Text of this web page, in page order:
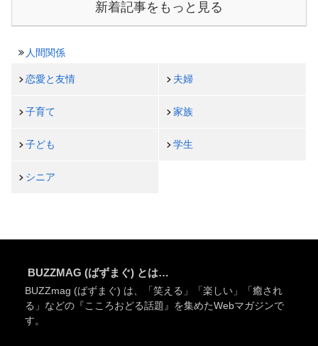
新着記事をもっと見る
人間関係
恋愛と友情 夫婦
子育て 家族
子ども 学生
シニア
BUZZMAG (ばずまぐ) とは…
BUZZmag (ばずまぐ) は、「笑える」「楽しい」「癒され
る」などの『こころおどる話題』を集めたWebマガジンで
す。